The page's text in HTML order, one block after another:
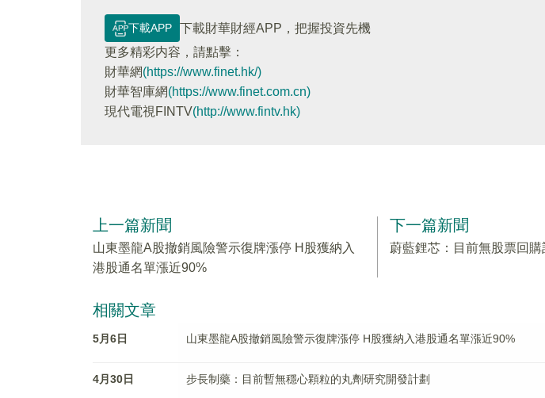
下載APP
下載財華財經APP，把握投資先機
更多精彩内容，請點擊：
財華網(https://www.finet.hk/)
財華智庫網(https://www.finet.com.cn)
現代電視FINTV(http://www.fintv.hk)
上一篇新聞
山東墨龍A股撤銷風險警示復牌漲停 H股獲納入
港股通名單漲近90%
下一篇新聞
蔚藍鋰芯：目前無股票回購
相關文章
5月6日 山東墨龍A股撤銷風險警示復牌漲停 H股獲納入港股通名單漲近90%
4月30日 步長制藥：目前暫無穩心顆粒的丸劑研究開發計劃